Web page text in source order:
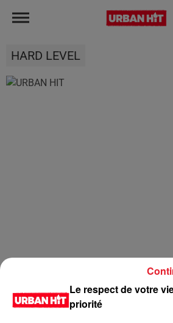
HARD LEVEL
Le respect de votre
priorité